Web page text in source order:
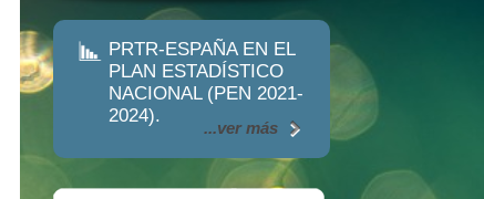
PRTR-ESPAÑA EN EL
PLAN ESTADÍSTICO
NACIONAL (PEN 2021-
2024).
...ver más